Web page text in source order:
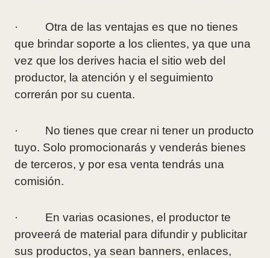
· Otra de las ventajas es que no tienes
que brindar soporte a los clientes, ya que una
vez que los derives hacia el sitio web del
productor, la atención y el seguimiento
correrán por su cuenta.
· No tienes que crear ni tener un producto
tuyo. Solo promocionarás y venderás bienes
de terceros, y por esa venta tendrás una
comisión.
· En varias ocasiones, el productor te
proveerá de material para difundir y publicitar
sus productos, ya sean banners, enlaces,